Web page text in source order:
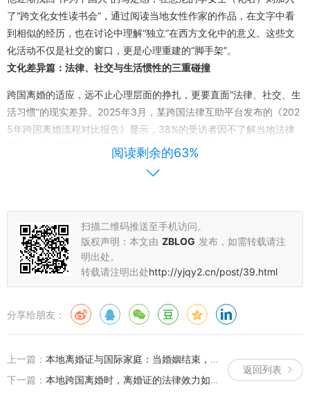
了“跨文化女性读书会”，通过阅读当地女性作家的作品，在文字中看
到相似的经历，也在讨论中理解“独立”在西方文化中的意义。这些文
化活动不仅是社交的窗口，更是心理重建的“脚手架”。
文化差异篇：法律、社交与生活惯性的三重碰撞
跨国离婚的适应，远不止心理层面的挣扎，更要直面“法律、社交、生
活习惯”的现实差异。2025年3月，某跨国法律互助平台发布的《202
5年跨国离婚流程对比报告》显示，38%的受访者因不了解当地法律
流程，导致财产分割、子女抚养权等问题耗时增加30%以上。 法律差
无需证明对方过错，但需公示30天。这些流程的不同，直接影响着情
绪的平复节奏——在德国的张先生（化名）就曾因“冷静期”的强制要
求，不得不与前配偶在同一屋檐下共处更久，“每天看着曾经的家变
成‘需要共同处理的空间’，那种窒息感比离婚本身更难熬”。 社交圈的
重建同样充满挑战。在传统观念较强的文化环境中，“离婚”可能被贴
上“失败”的标签。在东京的王女士（化名）提到：“刚离婚时，我对日
本同事谎称‘因为工作调动分居’——在日本，‘离婚’是件很丢人的事，
我害怕别人投来异样的目光。”这种“自我隐藏”的心态，会进一步加剧
孤独感。 生活习惯的改变则渗透在细节里：从需要适应新的饮食口味
（比如在印度生活的人可能需要放弃对辣的依赖），到节日庆祝方式
的调整（比如以前和前配偶一起过圣诞节，现在如何独自布置圣诞
阅读剩余的63%
扫描二维码推送至手机访问。
版权声明：本文由 ZBLOG 发布，如需转载请注
明出处。
转载请注明出处http://yjqy2.cn/post/39.html
分享给朋友：
返回列表
上一篇： 本地离婚证与国际家庭：当婚姻结束，如何让孩子在跨文化环境中“好好长大”？
下一篇： 本地跨国离婚时，离婚证的法律效力如何认定？国际法律如何帮你守住权益？